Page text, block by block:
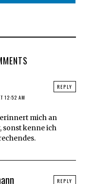
12:52 AM
mich an
sonst kenne ich
REPLY
REPLY